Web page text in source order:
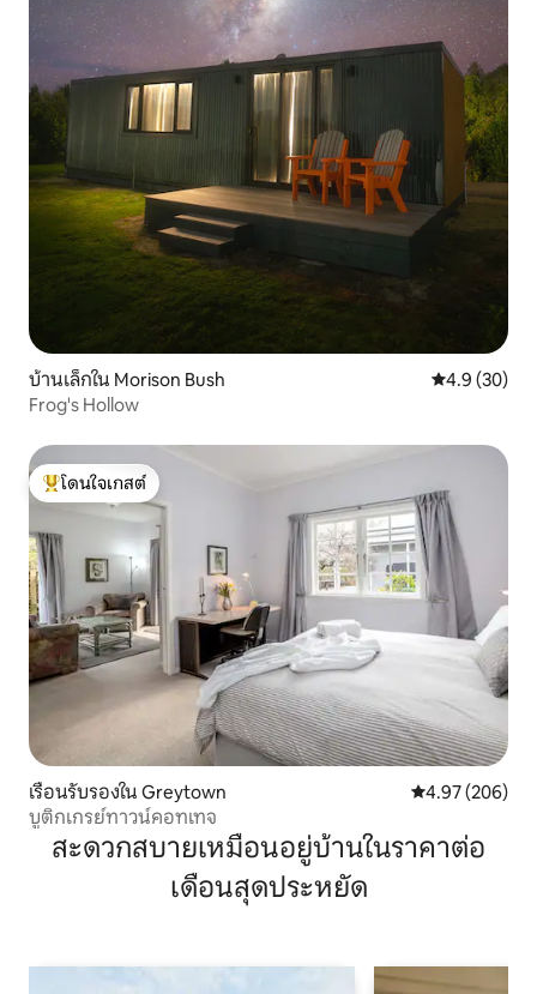
บ้านเล็กใน Morison Bush คะแนนเฉลี่ย
4.9 (30)
Frog's Hollow
โดนใจเกสต์ที่สุด
โดนใจเกสต์
เรือนรับรองใน Greytown คะแนนเฉลี่ย
4.97 (206)
บูติกเกรย์ทาวน์คอทเทจ
สะดวกสบายเหมือนอยู่บ้านในราคาต่อ
เดือนสุดประหยัด